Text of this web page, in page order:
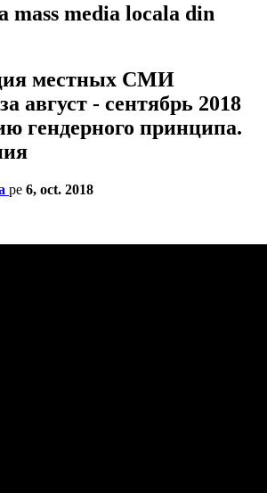
mass media locala din
местных СМИ
- сентябрь 2018
гендерного принципа.
pe 6, oct. 2018